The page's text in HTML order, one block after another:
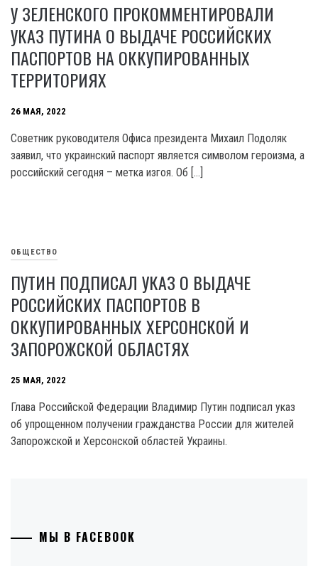
У ЗЕЛЕНСКОГО ПРОКОММЕНТИРОВАЛИ
УКАЗ ПУТИНА О ВЫДАЧЕ РОССИЙСКИХ
ПАСПОРТОВ НА ОККУПИРОВАННЫХ
ТЕРРИТОРИЯХ
26 МАЯ, 2022
Советник руководителя Офиса президента Михаил Подоляк
заявил, что украинский паспорт является символом героизма, а
российский сегодня – метка изгоя. Об […]
ОБЩЕСТВО
ПУТИН ПОДПИСАЛ УКАЗ О ВЫДАЧЕ
РОССИЙСКИХ ПАСПОРТОВ В
ОККУПИРОВАННЫХ ХЕРСОНСКОЙ И
ЗАПОРОЖСКОЙ ОБЛАСТЯХ
25 МАЯ, 2022
Глава Российской Федерации Владимир Путин подписал указ
об упрощенном получении гражданства России для жителей
Запорожской и Херсонской областей Украины.
МЫ В FACEBOOK